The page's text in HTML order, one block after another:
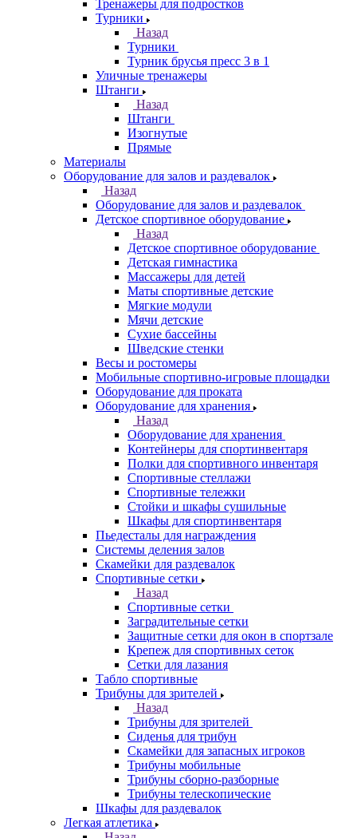
Тренажеры для подростков
Турники
Назад
Турники
Турник брусья пресс 3 в 1
Уличные тренажеры
Штанги
Назад
Штанги
Изогнутые
Прямые
Материалы
Оборудование для залов и раздевалок
Назад
Оборудование для залов и раздевалок
Детское спортивное оборудование
Назад
Детское спортивное оборудование
Детская гимнастика
Массажеры для детей
Маты спортивные детские
Мягкие модули
Мячи детские
Сухие бассейны
Шведские стенки
Весы и ростомеры
Мобильные спортивно-игровые площадки
Оборудование для проката
Оборудование для хранения
Назад
Оборудование для хранения
Контейнеры для спортинвентаря
Полки для спортивного инвентаря
Спортивные стеллажи
Спортивные тележки
Стойки и шкафы сушильные
Шкафы для спортинвентаря
Пьедесталы для награждения
Системы деления залов
Скамейки для раздевалок
Спортивные сетки
Назад
Спортивные сетки
Заградительные сетки
Защитные сетки для окон в спортзале
Крепеж для спортивных сеток
Сетки для лазания
Табло спортивные
Трибуны для зрителей
Назад
Трибуны для зрителей
Сиденья для трибун
Скамейки для запасных игроков
Трибуны мобильные
Трибуны сборно-разборные
Трибуны телескопические
Шкафы для раздевалок
Легкая атлетика